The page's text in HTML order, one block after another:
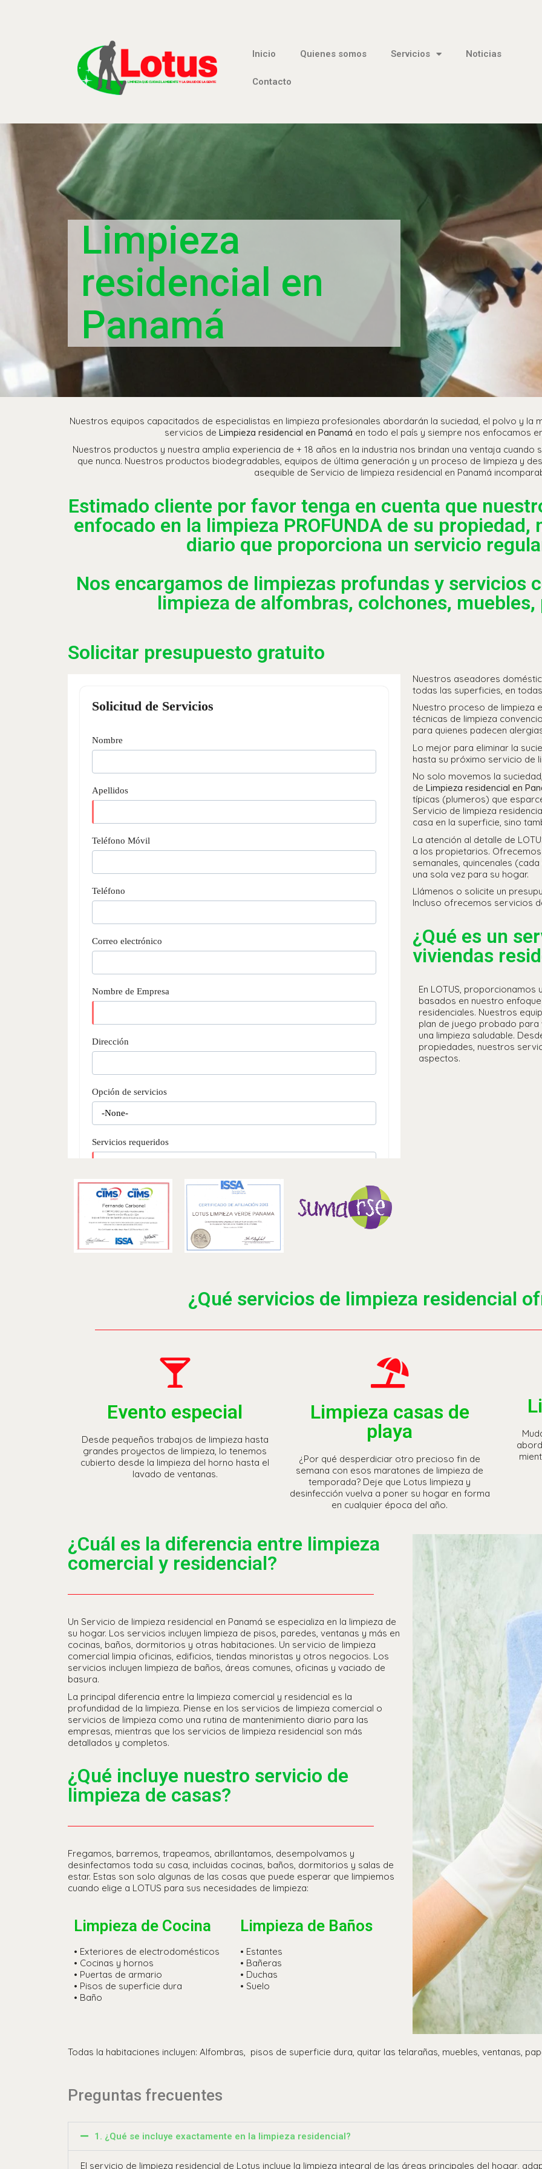
Inicio Quienes somos Servicios Noticias
Contacto
Limpieza
residencial en
Panamá
Nuestros equipos capacitados de especialistas en limpieza profesionales abordarán la suciedad, el polvo y la
servicios de Limpieza residencial en Panamá en todo el país y siempre nos enfocamos
Nuestros productos y nuestra amplia experiencia de + 18 años en la industria nos brindan una ventaja
que nunca. Nuestros productos biodegradables, equipos de última generación y un proceso de limpieza y
asequible de Servicio de limpieza residencial en Panamá
Estimado cliente por favor tenga en cuenta que
enfocado en la limpieza PROFUNDA de su
diario que proporciona un servicio
Nos encargamos de limpiezas profundas y servicios
limpieza de alfombras, colchones,
Solicitar presupuesto gratuito
Nuestros aseadores
todas las superficies, en
Nuestro proceso de limpieza
técnicas de limpieza
para quienes padecen
Lo mejor para eliminar la
hasta su próximo servicio de
No solo movemos la
de Limpieza residencial en
típicas (plumeros) que
Servicio de limpieza
casa en la superficie, sino
La atención al detalle de
a los propietarios.
semanales, quincenales
una sola vez para su hogar.
Llámenos o solicite un
Incluso ofrecemos servicios
¿Qué es un
viviendas
En LOTUS, proporcionamos
basados ​​en nuestro
residenciales. Nuestros
plan de juego probado para
una limpieza saludable.
propiedades, nuestros
aspectos.
¿Qué servicios de limpieza residencial
Evento especial
Desde pequeños trabajos de limpieza hasta
grandes proyectos de limpieza, lo tenemos
cubierto desde la limpieza del horno hasta el
lavado de ventanas.
Limpieza casas de
playa
¿Por qué desperdiciar otro precioso fin de
semana con esos maratones de limpieza de
temporada? Deje que Lotus limpieza y
desinfección vuelva a poner su hogar en forma
en cualquier época del año.
¿Cuál es la diferencia entre limpieza
comercial y residencial?
Un Servicio de limpieza residencial en Panamá se especializa en la limpieza de
su hogar. Los servicios incluyen limpieza de pisos, paredes, ventanas y más en
cocinas, baños, dormitorios y otras habitaciones. Un servicio de limpieza
comercial limpia oficinas, edificios, tiendas minoristas y otros negocios. Los
servicios incluyen limpieza de baños, áreas comunes, oficinas y vaciado de
basura.
La principal diferencia entre la limpieza comercial y residencial es la
profundidad de la limpieza. Piense en los servicios de limpieza comercial o
servicios de limpieza como una rutina de mantenimiento diario para las
empresas, mientras que los servicios de limpieza residencial son más
detallados y completos.
¿Qué incluye nuestro servicio de
limpieza de casas?
Fregamos, barremos, trapeamos, abrillantamos, desempolvamos y
desinfectamos toda su casa, incluidas cocinas, baños, dormitorios y salas de
estar. Estas son solo algunas de las cosas que puede esperar que limpiemos
cuando elige a LOTUS para sus necesidades de limpieza:
Limpieza de Cocina
• Exteriores de electrodomésticos
• Cocinas y hornos
• Puertas de armario
• Pisos de superficie dura
• Baño
Limpieza de Baños
• Estantes
• Bañeras
• Duchas
• Suelo
Todas la habitaciones incluyen: Alfombras, pisos de superficie dura, quitar las telarañas, muebles, ventanas,
Preguntas frecuentes
1. ¿Qué se incluye exactamente en la limpieza residencial?
El servicio de limpieza residencial de Lotus incluye la limpieza integral de las áreas principales del hogar,